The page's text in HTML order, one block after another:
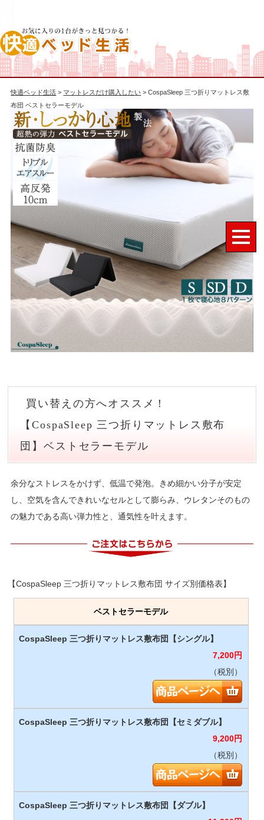
快適ベッド生活 > マットレスだけ購入したい > CospaSleep 三つ折りマットレス敷
布団 ベストセラーモデル
買い替えの方へオススメ！
【CospaSleep 三つ折りマットレス敷布
団】ベストセラーモデル
余分なストレスをかけず、低温で発泡。きめ細かい分子が安定
し、空気を含んできれいなセルとして膨らみ、ウレタンそのもの
の魅力である高い弾力性と、通気性を叶えます。
【CospaSleep 三つ折りマットレス敷布団 サイズ別価格表】
ベストセラーモデル
7,200円
（税別）
9,200円
（税別）